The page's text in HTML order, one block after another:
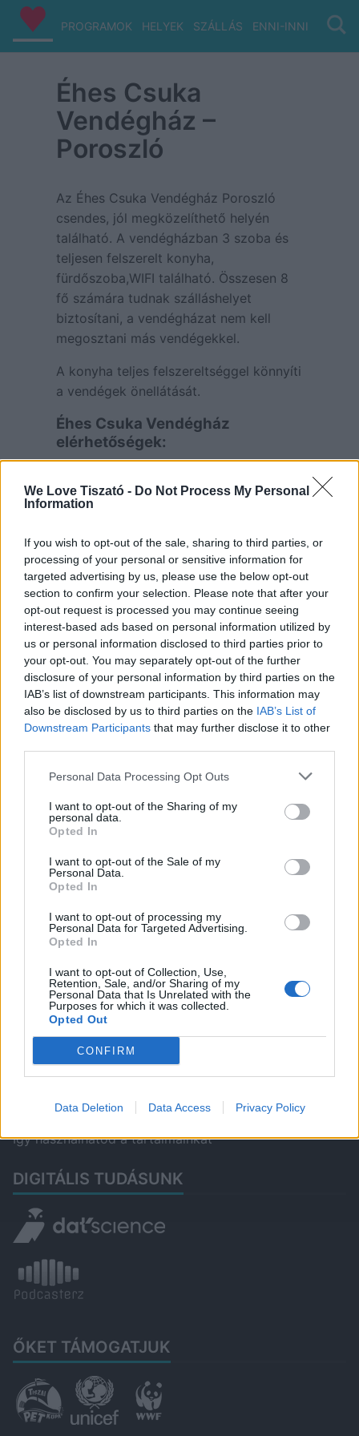
We Love Tiszató - Do Not Process My Personal
Information
If you wish to opt-out of the sale, sharing to third parties, or
processing of your personal or sensitive information for
targeted advertising by us, please use the below opt-out
section to confirm your selection. Please note that after your
opt-out request is processed you may continue seeing
interest-based ads based on personal information utilized by
us or personal information disclosed to third parties prior to
your opt-out. You may separately opt-out of the further
disclosure of your personal information by third parties on the
IAB’s list of downstream participants. This information may
also be disclosed by us to third parties on the IAB’s List of
Downstream Participants that may further disclose it to other
Personal Data Processing Opt Outs
I want to opt-out of the Sharing of my
personal data.
Opted In
I want to opt-out of the Sale of my
Personal Data.
Opted In
I want to opt-out of processing my
Personal Data for Targeted Advertising.
Opted In
I want to opt-out of Collection, Use,
Retention, Sale, and/or Sharing of my
Personal Data that Is Unrelated with the
Purposes for which it was collected.
Opted Out
CONFIRM
Data Deletion Data Access Privacy Policy
PROGRAMOK HELYEK SZÁLLÁS ENNI-INNI VIZ/
Éhes Csuka
Vendégház –
Poroszló
Az Éhes Csuka Vendégház Poroszló
csendes, jól megközelíthető helyén
található. A vendégházban 3 szoba és
teljesen felszerelt konyha,
fürdőszoba,WIFI található. Összesen 8
fő számára tudnak szálláshelyet
biztosítani, a vendégházat nem kell
megosztani más vendégekkel.
A konyha teljes felszereltséggel könnyíti
a vendégek önellátását.
Éhes Csuka Vendégház
elérhetőségek:
vendeghaz-poroszlo?checkin=2018-
E:
ehescsukavendeghazporoszlo@gmail.
com
M: +36 30 255 8939 – Cseh Tibor
C: 3388 Poroszló, Malom utca 2.
F:
https://www.facebook.com/EhesCsuk
WELOVETISZATO
Adatvédelmi irányelvek
Így használhatod a tartalmainkat
DIGITÁLIS TUDÁSUNK
ŐKET TÁMOGATJUK